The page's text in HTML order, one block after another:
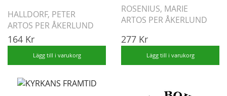
HALLDORF, PETER
ARTOS PER ÅKERLUND
164 Kr
Lägg till i varukorg
ROSENIUS, MARIE
ARTOS PER ÅKERLUND
277 Kr
Lägg till i varukorg